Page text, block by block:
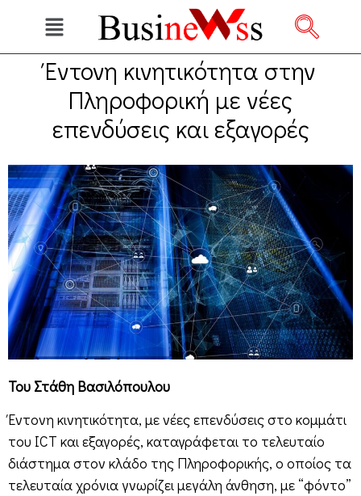
Έντονη κινητικότητα στην
Πληροφορική με νέες
επενδύσεις και εξαγορές
Του Στάθη Βασιλόπουλου
Έντονη κινητικότητα, με νέες επενδύσεις στο κομμάτι
του ICT και εξαγορές, καταγράφεται το τελευταίο
διάστημα στον κλάδο της Πληροφορικής, ο οποίος τα
τελευταία χρόνια γνωρίζει μεγάλη άνθηση, με “φόντο”